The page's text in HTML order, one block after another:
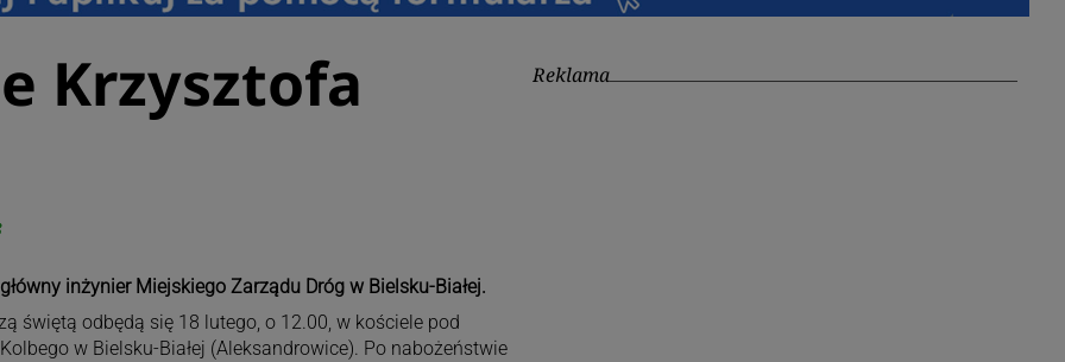
Krzysztofa
inżynier Miejskiego Zarządu Dróg w Bielsku-Białej.
świętą odbędą się 18 lutego, o 12.00, w kościele pod
w Bielsku-Białej (Aleksandrowice). Po nabożeństwie
Reklama